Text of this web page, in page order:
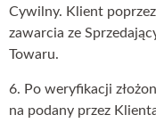
Cywilny. Klient
zawarcia ze
Towaru.
6. Po weryfikacji
na podany przez